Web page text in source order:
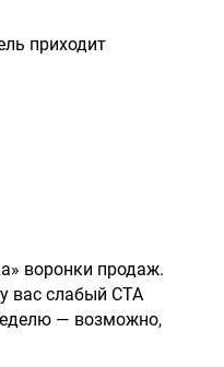
приходит
воронки продаж.
вас слабый CTA
— возможно,